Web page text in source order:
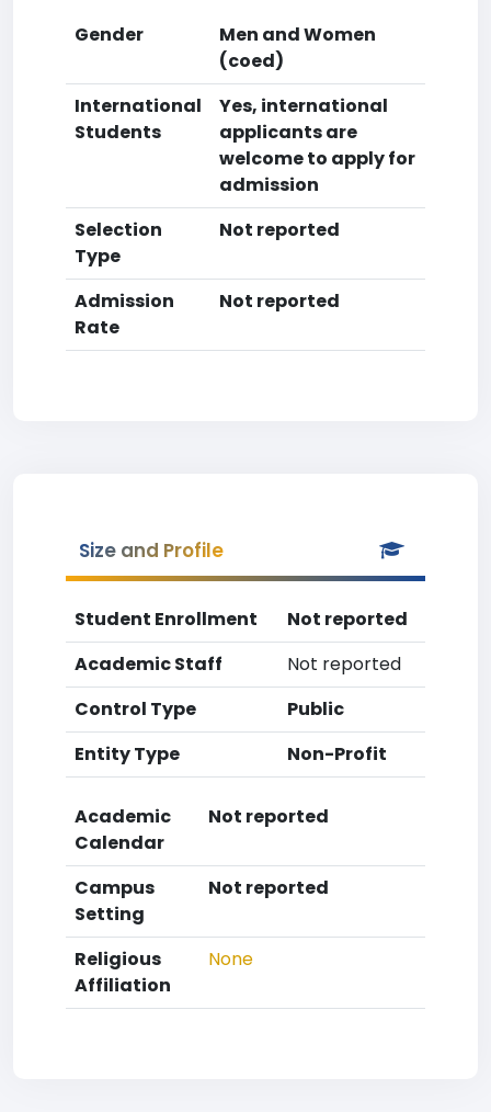
Gender
Men and Women
(coed)
International
Students
Yes, international
applicants are
welcome to apply for
admission
Selection
Type
Not reported
Admission
Rate
Not reported
Size and Profile
Student Enrollment
Not reported
Academic Staff
Not reported
Control Type
Public
Entity Type
Non-Profit
Academic
Calendar
Not reported
Campus
Setting
Not reported
Religious
Affiliation
None